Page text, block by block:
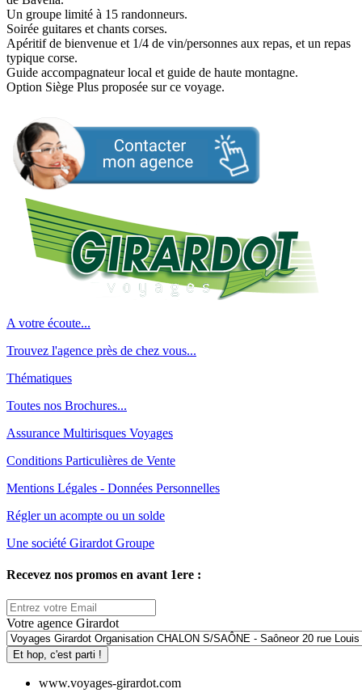
Un groupe limité à 15 randonneurs.
Soirée guitares et chants corses.
Apéritif de bienvenue et 1/4 de vin/personnes aux repas, et un repas
typique corse.
Guide accompagnateur local et guide de haute montagne.
Option Siège Plus proposée sur ce voyage.
A votre écoute...
Trouvez l'agence près de chez vous...
Thématiques
Toutes nos Brochures...
Assurance Multirisques Voyages
Conditions Particulières de Vente
Mentions Légales - Données Personnelles
Régler un acompte ou un solde
Une société Girardot Groupe
Recevez nos promos en avant 1ere :
Votre agence Girardot
Et hop, c'est parti !
www.voyages-girardot.com